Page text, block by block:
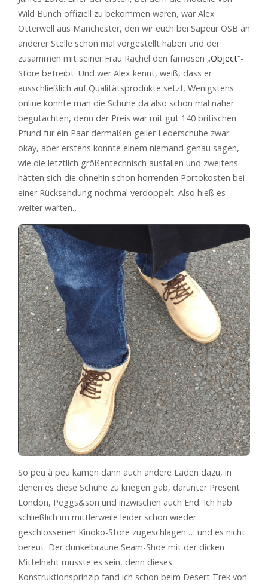
Wild Bunch offiziell zu bekommen waren, war Alex
Otterwell aus Manchester, den wir euch bei Sapeur OSB an
anderer Stelle schon mal vorgestellt haben und der
zusammen mit seiner Frau Rachel den famosen „Object“-
Store betreibt. Und wer Alex kennt, weiß, dass er
ausschließlich auf Qualitätsprodukte setzt. Wenigstens
online konnte man die Schuhe da also schon mal näher
begutachten, denn der Preis war mit gut 140 britischen
Pfund für ein Paar dermaßen geiler Lederschuhe zwar
okay, aber erstens konnte einem niemand genau sagen,
wie die letztlich größentechnisch ausfallen und zweitens
hätten sich die ohnehin schon horrenden Portokosten bei
einer Rücksendung nochmal verdoppelt. Also hieß es
weiter warten…
So peu à peu kamen dann auch andere Läden dazu, in
denen es diese Schuhe zu kriegen gab, darunter Present
London, Peggs&son und inzwischen auch End. Ich hab
schließlich im mittlerweile leider schon wieder
geschlossenen Kinoko-Store zugeschlagen … und es nicht
bereut. Der dunkelbraune Seam-Shoe mit der dicken
Mittelnaht musste es sein, denn dieses
Konstruktionsprinzip fand ich schon beim Desert Trek von